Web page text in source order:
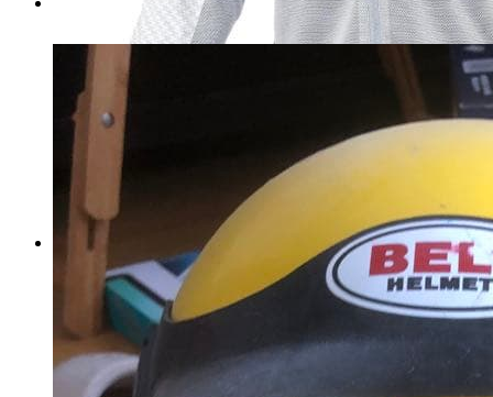
カートに入れる
SIMPSON メッシュジャケット
4L
マイストア在庫：
税込
7425
円
カートに入れる
KOMINE プロテクトメッシュ
パーカー 白 ホワイト
マイストア在庫：
2748
税込
6844円